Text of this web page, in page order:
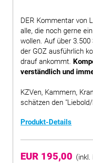
DER Kommentar von
alle, die noch gerne
wollen. Auf über
der GOZ ausführlich
drauf ankommt.
verständlich und
KZVen, Kammern,
schätzen den
Produkt-Details
EUR 195,00 (inkl.